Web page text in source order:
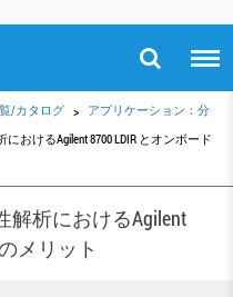
/カタログ
アプリケーション：分
おけるAgilent 8700 LDIR とオンボード
解析におけるAgilent
メリット